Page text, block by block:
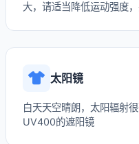
大，请适当降低运动强度，
太阳镜
白天天空晴朗，太阳辐射
UV400的遮阳镜